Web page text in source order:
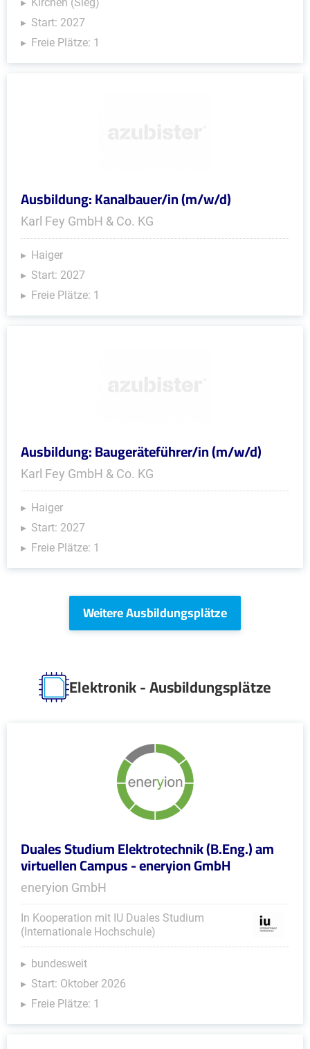
Start: 2027
Freie Plätze: 1
Ausbildung: Kanalbauer/in (m/w/d)
Karl Fey GmbH & Co. KG
Haiger
Start: 2027
Freie Plätze: 1
Ausbildung: Baugeräteführer/in (m/w/d)
Karl Fey GmbH & Co. KG
Haiger
Start: 2027
Freie Plätze: 1
Weitere Ausbildungsplätze
Elektronik - Ausbildungsplätze
Duales Studium Elektrotechnik (B.Eng.) am
virtuellen Campus - eneryion GmbH
eneryion GmbH
In Kooperation mit IU Duales Studium
(Internationale Hochschule)
bundesweit
Start: Oktober 2026
Freie Plätze: 1